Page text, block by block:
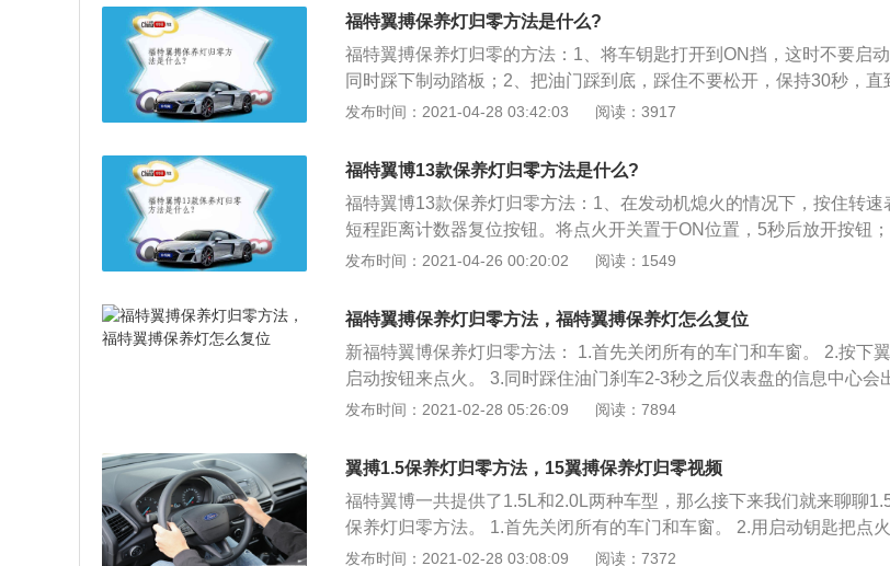
志，当福特翼虎的维护保养灯闪烁时，就表明车辆已经到维护保养的里
虽然我们可以自主把保养灯归零，但最好还是到福特汽车的授权服务点
养，然后技术专业工作人员会根据汽车电脑检查仪进行保养，然后再将
零。
福特翼搏保养灯归零方法是什么?
福特翼搏保养灯归零的方法：1、将车钥匙打开到ON挡，这时不要启动
同时踩下制动踏板；2、把油门踩到底，踩住不要松开，保持30秒，直
显示是否保养灯归零；3、看到这个后先不要松开脚，再等待30秒后，
发布时间：2021-04-28 03:42:03 阅读：3917
福特翼博13款保养灯归零方法是什么?
福特翼博13款保养灯归零方法：1、在发动机熄火的情况下，按住转速
短程距离计数器复位按钮。将点火开关置于ON位置，5秒后放开按钮
分车型仪表板显示具有保养灯提示功能，即行驶了一段里程或日期之后
了该进行换三滤和机油的时间了；3、更换三滤和机油之后需要进行设
脑重新记忆下次保养里程数或者天数，俗称“保养灯归零”。归零步骤一
表板系统”里面；4、时更换机油和滤清器保养发动机是非常重要的，
成发动机钢壁过度磨损，导致缩短了发动机的使用寿命，甚至导致拉
重事故。
发布时间：2021-04-26 00:20:02 阅读：1549
福特翼搏保养灯归零方法，福特翼搏保养灯怎么复位
新福特翼博保养灯归零方法： 1.首先关闭所有的车门和车窗。 2.按下
启动按钮来点火。 3.同时踩住油门刹车2-3秒之后仪表盘的信息中心会
并且需要你维持25秒。 4.25秒过后就会出现completede这个字样，说
左手按住小扳手按钮，再有右手打开点火开关（着车前的那个位置）。
开小扳手按钮再去按时间调整钮的分钟按钮。 3．关闭点火开关，左手
按钮。从新接通点火开关或启动发动机保养提示就会消失，手动保养复
虽说我们可以自行把福特翼博保养灯消除掉，但是保养灯主要是为了
车是时候需要去保养了，所以当亮起时应尽快到相应的授权服务店进行
发布时间：2021-02-28 05:26:09 阅读：7894
翼搏1.5保养灯归零方法，15翼搏保养灯归零视频
福特翼博一共提供了1.5L和2.0L两种车型，那么接下来我们就来聊聊
保养灯归零方法。 1.首先关闭所有的车门和车窗。 2.用启动钥匙把点
到“2”的位置 3.然后同时踩住油门刹车2-3秒之后仪表盘的信息中心会出
发布时间：2021-02-28 03:08:09 阅读：7372